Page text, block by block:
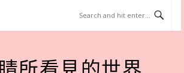
所看見的世界